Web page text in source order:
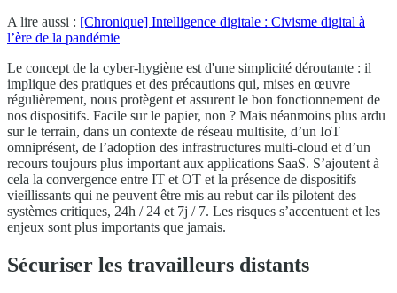
A lire aussi : [Chronique] Intelligence digitale : Civisme digital à
l’ère de la pandémie
Le concept de la cyber-hygiène est d'une simplicité déroutante : il
implique des pratiques et des précautions qui, mises en œuvre
régulièrement, nous protègent et assurent le bon fonctionnement de
nos dispositifs. Facile sur le papier, non ? Mais néanmoins plus ardu
sur le terrain, dans un contexte de réseau multisite, d’un IoT
omniprésent, de l’adoption des infrastructures multi-cloud et d’un
recours toujours plus important aux applications SaaS. S’ajoutent à
cela la convergence entre IT et OT et la présence de dispositifs
vieillissants qui ne peuvent être mis au rebut car ils pilotent des
systèmes critiques, 24h / 24 et 7j / 7. Les risques s’accentuent et les
enjeux sont plus importants que jamais.
Sécuriser les travailleurs distants